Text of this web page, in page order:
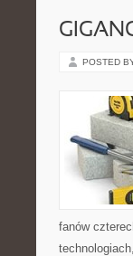
POSTED
fanów